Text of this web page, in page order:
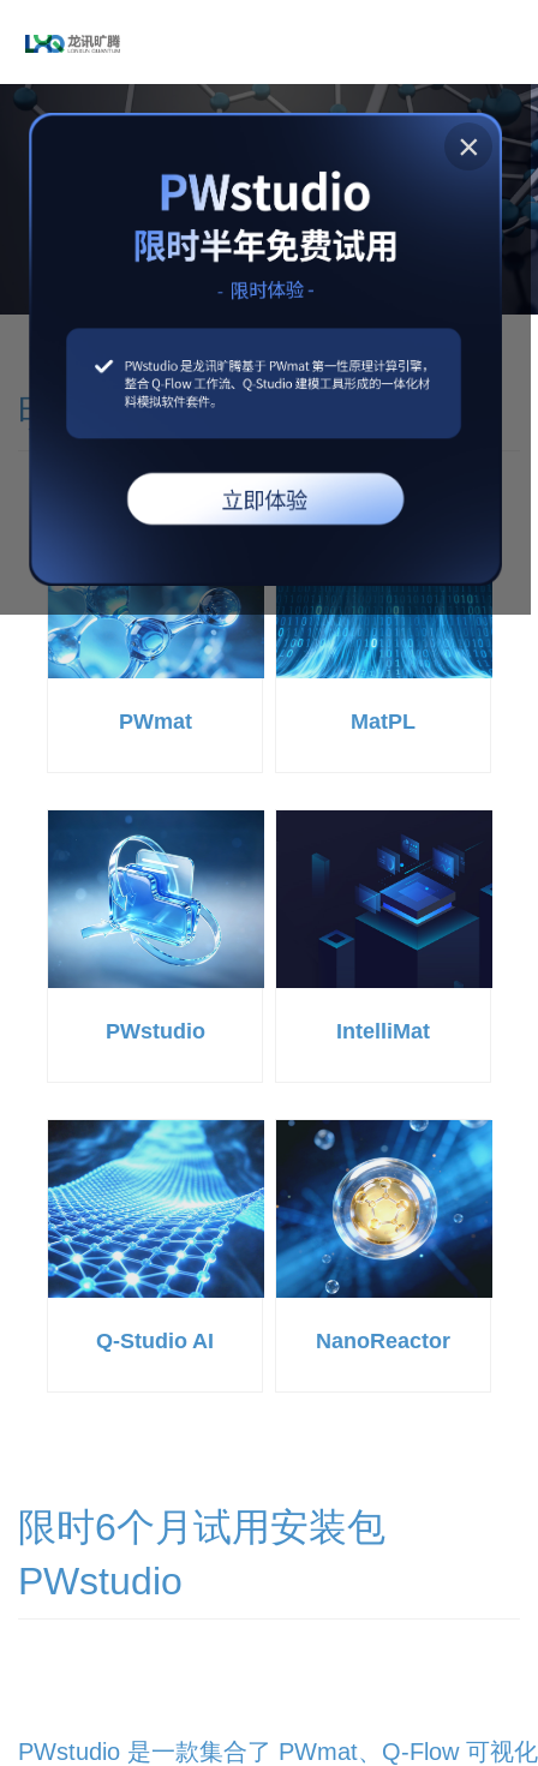
×
Fast HSE、Electron-Phonon Coupling、rt-TDDFT、NAMD、Solvent
Model、材料搜索
明星产品
PWmat MatPL
PWstudio IntelliMat
Q-Studio AI NanoReactor
限时6个月试用安装包
PWstudio
PWstudio 是一款集合了 PWmat、Q-Flow 可视